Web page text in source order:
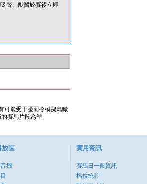
聲。獸醫於賽後立即
可能受干擾而令模擬鳥瞰
賽馬片段為準。
放區
機
實用資訊
賽馬日一般資訊
檔位統計